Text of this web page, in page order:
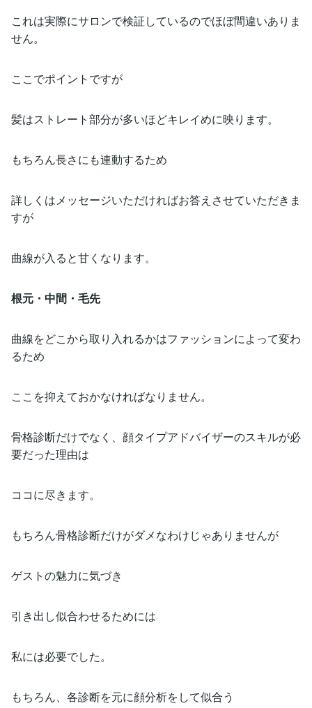
これは実際にサロンで検証しているのでほぼ間違いありま
せん。
ここでポイントですが
髪はストレート部分が多いほどキレイめに映ります。
もちろん長さにも連動するため
詳しくはメッセージいただければお答えさせていただきま
すが
曲線が入ると甘くなります。
根元・中間・毛先
曲線をどこから取り入れるかはファッションによって変わ
るため
ここを抑えておかなければなりません。
骨格診断だけでなく、顔タイプアドバイザーのスキルが必
要だった理由は
ココに尽きます。
もちろん骨格診断だけがダメなわけじゃありませんが
ゲストの魅力に気づき
引き出し似合わせるためには
私には必要でした。
もちろん、各診断を元に顔分析をして似合う